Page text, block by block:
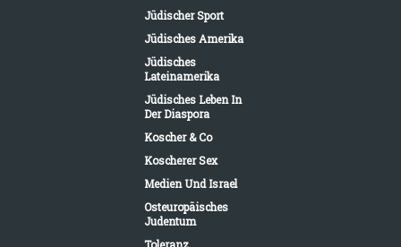
Jüdischer Sport
Jüdisches Amerika
Jüdisches
Lateinamerika
Jüdisches Leben In
Der Diaspora
Koscher & Co
Koscherer Sex
Medien Und Israel
Osteuropäisches
Judentum
Toleranz